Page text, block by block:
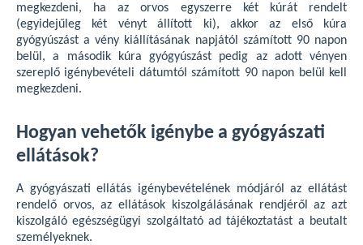
megkezdeni, ha az orvos egyszerre két kúrát rendelt
(egyidejűleg két vényt állított ki), akkor az első kúra
gyógyúszást a vény kiállításának napjától számított 90 napon
belül, a második kúra gyógyúszást pedig az adott vényen
szereplő igénybevételi dátumtól számított 90 napon belül kell
megkezdeni.
Hogyan vehetők igénybe a gyógyászati
ellátások?
A gyógyászati ellátás igénybevételének módjáról az ellátást
rendelő orvos, az ellátások kiszolgálásának rendjéről az azt
kiszolgáló egészségügyi szolgáltató ad tájékoztatást a beutalt
személyeknek.